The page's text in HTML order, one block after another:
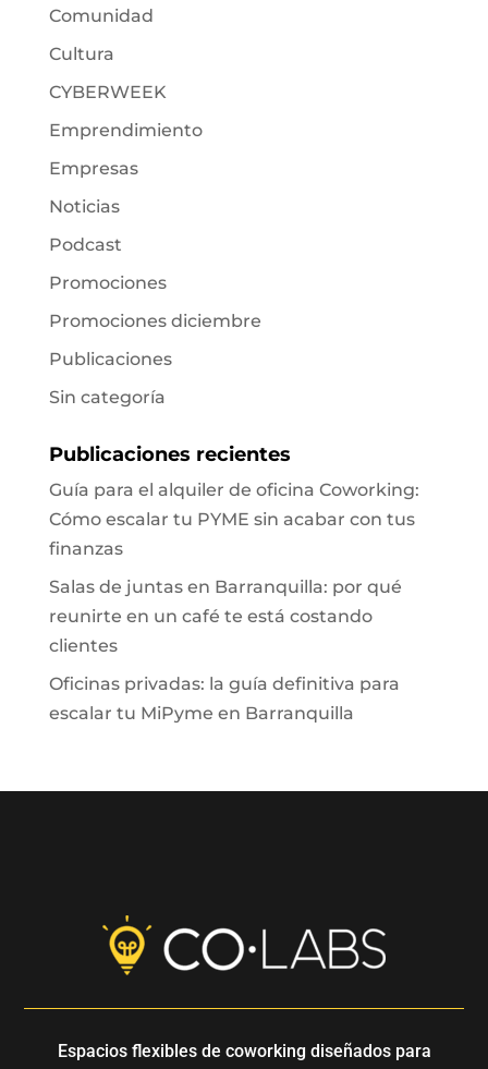
Comunidad
Cultura
CYBERWEEK
Emprendimiento
Empresas
Noticias
Podcast
Promociones
Promociones diciembre
Publicaciones
Sin categoría
Publicaciones recientes
Guía para el alquiler de oficina Coworking:
Cómo escalar tu PYME sin acabar con tus
finanzas
Salas de juntas en Barranquilla: por qué
reunirte en un café te está costando
clientes
Oficinas privadas: la guía definitiva para
escalar tu MiPyme en Barranquilla
Espacios flexibles de coworking diseñados para